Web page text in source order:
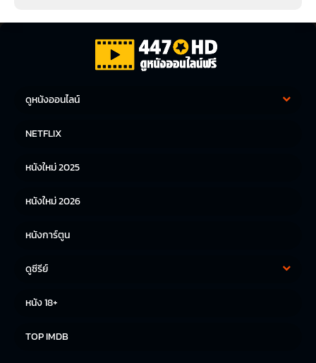
ดูหนังออนไลน์
หนังญี่ปุ่น
NETFLIX
หนังใหม่ 2025
หนังใหม่ 2026
หนังการ์ตูน
ดูซีรีย์
หนัง 18+
TOP IMDB